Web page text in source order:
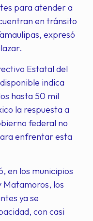
para atender a
en tránsito
expresó
Estatal del
indica
hasta 50 mil
la respuesta a
federal no
enfrentar esta
en los municipios
Matamoros, los
ya se
con casi